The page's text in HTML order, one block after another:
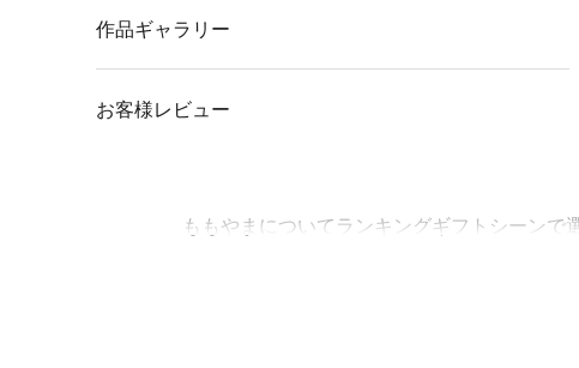
ももやまについて ランキングギフトシーンで
作品ギャラリー
お客様レビュー